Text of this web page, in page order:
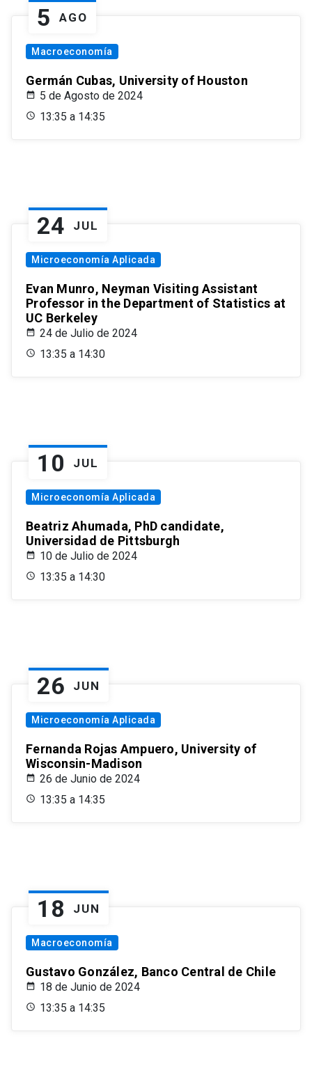
5 AGO
Macroeconomía
Germán Cubas, University of Houston
5 de Agosto de 2024
13:35 a 14:35
24 JUL
Microeconomía Aplicada
Evan Munro, Neyman Visiting Assistant
Professor in the Department of Statistics at
UC Berkeley
24 de Julio de 2024
13:35 a 14:30
10 JUL
Microeconomía Aplicada
Beatriz Ahumada, PhD candidate,
Universidad de Pittsburgh
10 de Julio de 2024
13:35 a 14:30
26 JUN
Microeconomía Aplicada
Fernanda Rojas Ampuero, University of
Wisconsin-Madison
26 de Junio de 2024
13:35 a 14:35
18 JUN
Macroeconomía
Gustavo González, Banco Central de Chile
18 de Junio de 2024
13:35 a 14:35